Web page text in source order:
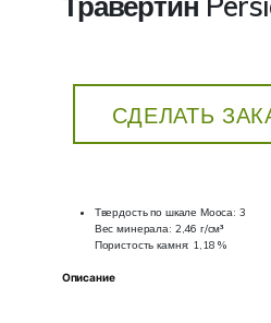
СДЕЛАТЬ
Твердость по шкале Мооса: 3
Вес минерала: 2,46 г/см³
Пористость камня: 1,18 %
Описание